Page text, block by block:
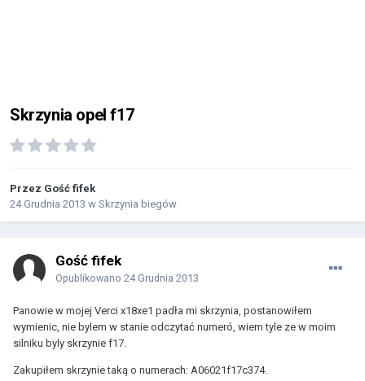
Skrzynia opel f17
Przez Gość fifek
24 Grudnia 2013 w Skrzynia biegów
Gość fifek
Opublikowano 24 Grudnia 2013
Panowie w mojej Verci x18xe1 padła mi skrzynia, postanowiłem
wymienic, nie bylem w stanie odczytać numeró, wiem tyle ze w moim
silniku byly skrzynie f17.
Zakupiłem skrzynie taką o numerach: A06021f17c374.